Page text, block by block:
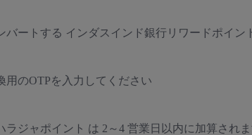
バートする インダスインド銀行リワードポイン
用のOTPを入力してください
ラジャポイント は 2～4 営業日以内に加算され